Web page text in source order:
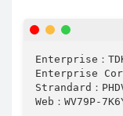
Enterprise：
Enterprise Core
Strandard：